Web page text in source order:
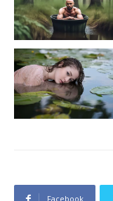
Facebook